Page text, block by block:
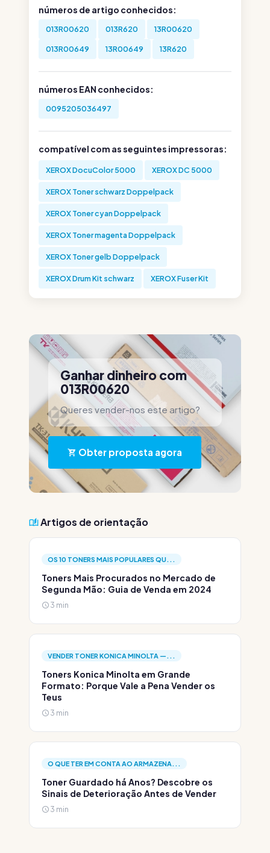
números de artigo conhecidos:
013R00620 013R620 13R00620
013R00649 13R00649 13R620
números EAN conhecidos:
0095205036497
compatível com as seguintes impressoras:
XEROX DocuColor 5000 XEROX DC 5000
XEROX Toner schwarz Doppelpack
XEROX Toner cyan Doppelpack
XEROX Toner magenta Doppelpack
XEROX Toner gelb Doppelpack
XEROX Drum Kit schwarz XEROX Fuser Kit
Ganhar dinheiro com
013R00620
Queres vender-nos este artigo?
Obter proposta agora
Artigos de orientação
OS 10 TONERS MAIS POPULARES QU...
Toners Mais Procurados no Mercado de
Segunda Mão: Guia de Venda em 2024
3 min
VENDER TONER KONICA MINOLTA —...
Toners Konica Minolta em Grande
Formato: Porque Vale a Pena Vender os
Teus
3 min
O QUE TER EM CONTA AO ARMAZENA...
Toner Guardado há Anos? Descobre os
Sinais de Deterioração Antes de Vender
3 min